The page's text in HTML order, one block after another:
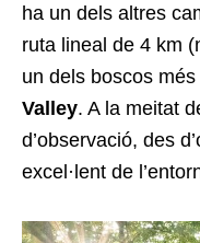
ha un dels altres
ruta lineal de 4 km
un dels boscos
Valley. A la meitat
d’observació, des
excel·lent de